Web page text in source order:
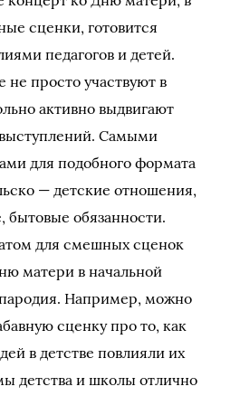
сценки, готовится
педагогов и детей.
просто участвуют в
активно выдвигают
Самыми
для подобного формата
— детские отношения,
обязанности.
для смешных сценок
матери в начальной
Например, можно
сценку про то, как
в детстве повлияли их
детства и школы отлично